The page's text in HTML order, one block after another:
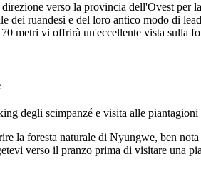
verso la provincia dell'Ovest
dei ruandesi e del loro antico modo di
metri vi offrirà un'eccellente vista
la foresta naturale di Nyungwe, ben
verso il pranzo prima di visitare una